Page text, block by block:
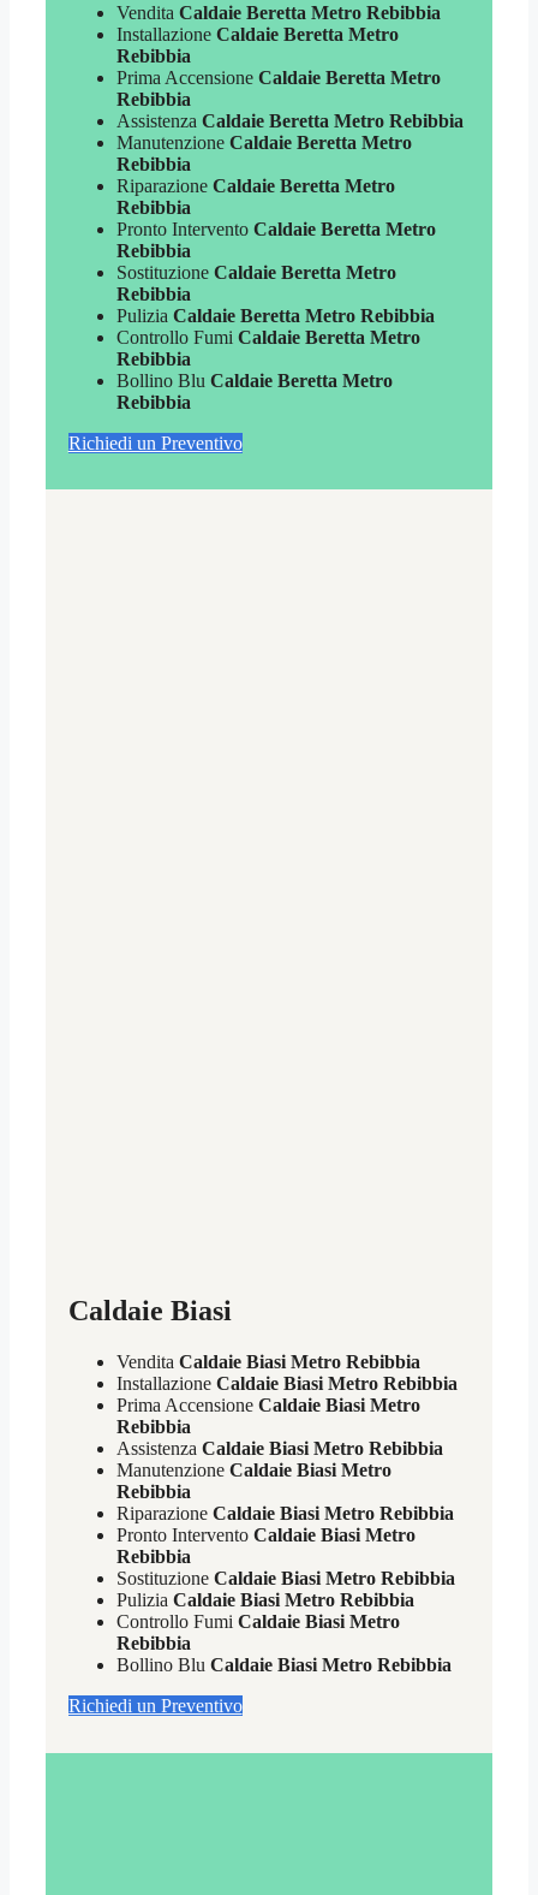
Vendita Caldaie Beretta Metro Rebibbia
Installazione Caldaie Beretta Metro
Rebibbia
Prima Accensione Caldaie Beretta Metro
Rebibbia
Assistenza Caldaie Beretta Metro Rebibbia
Manutenzione Caldaie Beretta Metro
Rebibbia
Riparazione Caldaie Beretta Metro
Rebibbia
Pronto Intervento Caldaie Beretta Metro
Rebibbia
Sostituzione Caldaie Beretta Metro
Rebibbia
Pulizia Caldaie Beretta Metro Rebibbia
Controllo Fumi Caldaie Beretta Metro
Rebibbia
Bollino Blu Caldaie Beretta Metro
Rebibbia
Richiedi un Preventivo
Caldaie Biasi
Vendita Caldaie Biasi Metro Rebibbia
Installazione Caldaie Biasi Metro Rebibbia
Prima Accensione Caldaie Biasi Metro
Rebibbia
Assistenza Caldaie Biasi Metro Rebibbia
Manutenzione Caldaie Biasi Metro
Rebibbia
Riparazione Caldaie Biasi Metro Rebibbia
Pronto Intervento Caldaie Biasi Metro
Rebibbia
Sostituzione Caldaie Biasi Metro Rebibbia
Pulizia Caldaie Biasi Metro Rebibbia
Controllo Fumi Caldaie Biasi Metro
Rebibbia
Bollino Blu Caldaie Biasi Metro Rebibbia
Richiedi un Preventivo